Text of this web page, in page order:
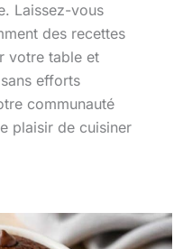
Laissez-vous
des recettes
votre table et
efforts
communauté
plaisir de cuisiner